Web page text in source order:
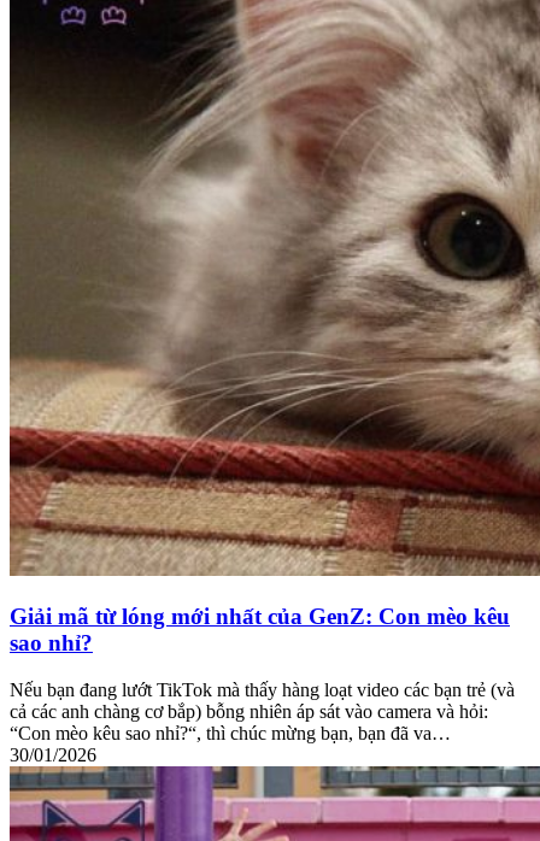
Giải mã từ lóng mới nhất của GenZ: Con mèo kêu
sao nhỉ?
Nếu bạn đang lướt TikTok mà thấy hàng loạt video các bạn trẻ (và
cả các anh chàng cơ bắp) bỗng nhiên áp sát vào camera và hỏi:
“Con mèo kêu sao nhỉ?“, thì chúc mừng bạn, bạn đã va…
30/01/2026